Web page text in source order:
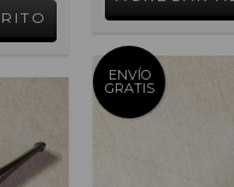
ENVÍO
GRATIS